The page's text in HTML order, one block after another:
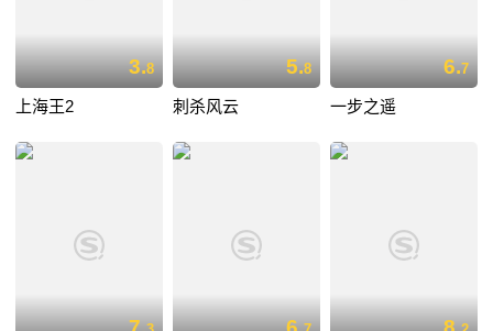
3.8
上海王2
5.8
刺杀风云
6.7
一步之遥